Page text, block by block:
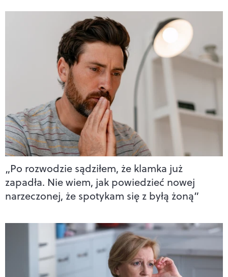
„Po rozwodzie sądziłem, że klamka już
zapadła. Nie wiem, jak powiedzieć nowej
narzeczonej, że spotykam się z byłą żoną”